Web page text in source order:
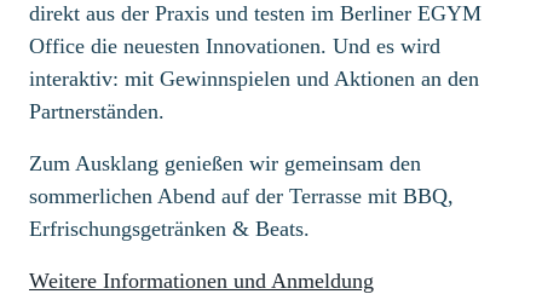
direkt aus der Praxis und testen im Berliner EGYM
Office die neuesten Innovationen. Und es wird
interaktiv: mit Gewinnspielen und Aktionen an den
Partnerständen.
Zum Ausklang genießen wir gemeinsam den
sommerlichen Abend auf der Terrasse mit BBQ,
Erfrischungsgetränken & Beats.
Weitere Informationen und Anmeldung